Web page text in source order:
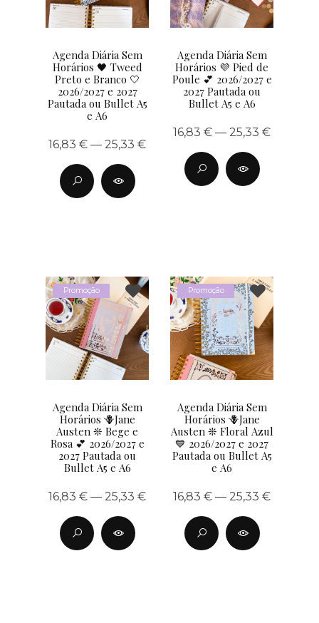
Agenda Diária Sem
Horários 🖤 Tweed
Preto e Branco 🤍
2026/2027 e 2027
Pautada ou Bullet A5
e A6
16,83 € — 25,33 €
Agenda Diária Sem
Horários 💜 Pied de
Poule 💕 2026/2027 e
2027 Pautada ou
Bullet A5 e A6
16,83 € — 25,33 €
Promoção
Agenda Diária Sem
Horários 🪻Jane
Austen ❊ Bege e
Rosa 💕 2026/2027 e
2027 Pautada ou
Bullet A5 e A6
16,83 € — 25,33 €
Promoção
Agenda Diária Sem
Horários 🪻Jane
Austen ❊ Floral Azul
💙 2026/2027 e 2027
Pautada ou Bullet A5
e A6
16,83 € — 25,33 €